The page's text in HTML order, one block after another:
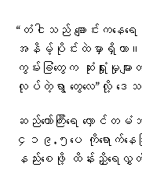
“တံငါသည် ချောင်းက
အနိမ့်ပိုင်းထဲမှာရှိတာ။အ
ကွမ်းခြံတွေက ဆုံးရှုံး
လုပ်တဲ့ရွာ တွေလေ”လို့ ဒေ
ဆည်တော်ကြီးရေ လှော
၄၁၉.၅ပေ ကိုရောက်နေ
နည်းစေဖို့ ထိန်းညှိရေ